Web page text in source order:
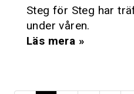
Steg för Steg har
under våren.
Läs mera »